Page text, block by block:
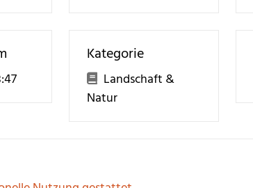
Kategorie
Landschaft &
Natur